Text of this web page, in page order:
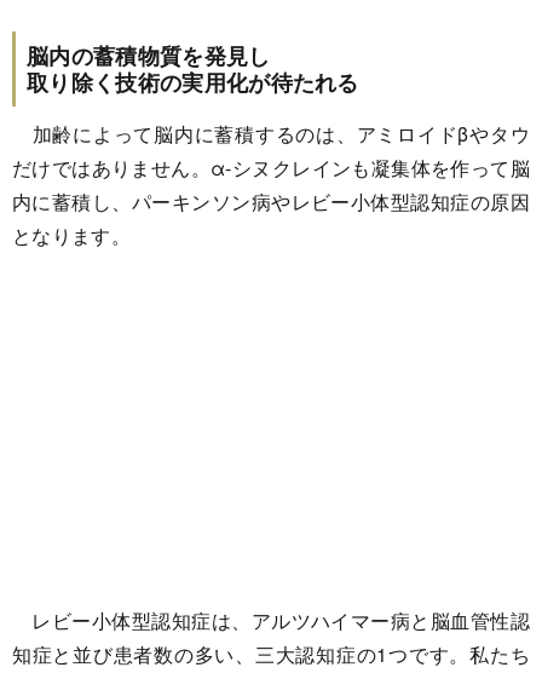
脳内の蓄積物質を発見し
取り除く技術の実用化が待たれる
加齢によって脳内に蓄積するのは、アミロイドβやタウ
だけではありません。α-シヌクレインも凝集体を作って脳
内に蓄積し、パーキンソン病やレビー小体型認知症の原因
となります。
レビー小体型認知症は、アルツハイマー病と脳血管性認
知症と並び患者数の多い、三大認知症の1つです。私たち